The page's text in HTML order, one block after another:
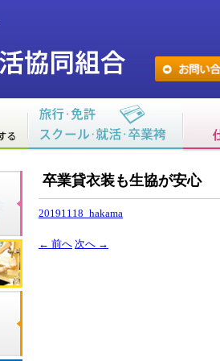
卒業貸衣装も生協が安心
20191118_hakama
← 前へ 次へ →